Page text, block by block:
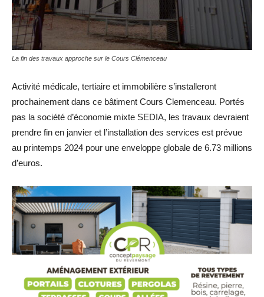
La fin des travaux approche sur le Cours Clémenceau
Activité médicale, tertiaire et immobilière s’installeront
prochainement dans ce bâtiment Cours Clemenceau. Portés
pas la société d’économie mixte SEDIA, les travaux devraient
prendre fin en janvier et l’installation des services est prévue
au printemps 2024 pour une enveloppe globale de 6.73 millions
d’euros.